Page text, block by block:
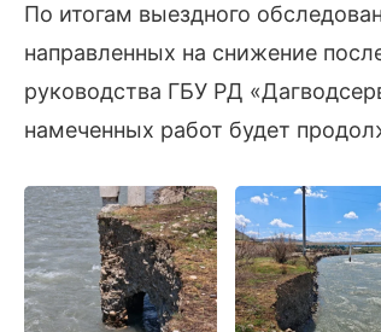
По итогам выездного
направленных на снижение
руководства ГБУ РД
намеченных работ будет